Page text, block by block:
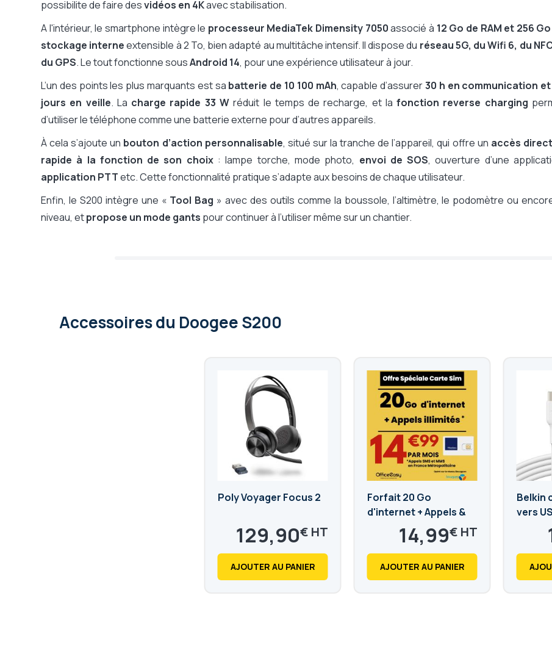
possibilite de faire desvidéos en 4Kavec stabilisation.
A l'intérieur, le smartphone intègre le processeur MediaTek Dimensity 7050associé à 12 Go de RAM et 256
stockage interneextensible à 2 To, bien adapté au multitâche intensif. Il dispose du réseau 5G, du Wifi 6, du
du GPS. Le tout fonctionne sousAndroid 14, pour une expérience utilisateur à jour.
L’un des points les plus marquants est sa batterie de 10 100 mAh, capable d’assurer30 h en communication
jours en veille. La charge rapide 33 Wréduit le temps de recharge, et la fonction reverse charging
d’utiliser le téléphone comme une batterie externe pour d’autres appareils.
À cela s’ajoute un bouton d’action personnalisable, situé sur la tranche de l’appareil, qui offre un accès
rapide à la fonction de son choix: lampe torche, mode photo, envoi de SOS, ouverture d’une
application PTTetc. Cette fonctionnalité pratique s’adapte aux besoins de chaque utilisateur.
Enfin, le S200 intègre une « Tool Bag » avec des outils comme la boussole, l’altimètre, le podomètre ou
niveau, etpropose un mode gants pour continuer à l’utiliser même sur un chantier.
Accessoiresdu Doogee S200
Poly Voyager Focus 2
129,90€
155,88 €
AJOUTER AU PANIER
Forfait 20 Go
d'internet + Appels &
SMS/MMS illimités
14,99€
17,99
AJOUTER AU PANIER
Belkin
vers